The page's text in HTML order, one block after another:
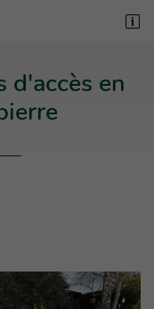

d'accès en